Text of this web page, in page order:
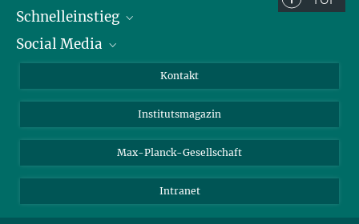
Schnelleinstieg
Alumni
Fördernde
Schulen
Studierende
Social Media
Bluesky
Facebook
YouTube
Kontakt
Institutsmagazin
Max-Planck-Gesellschaft
Intranet